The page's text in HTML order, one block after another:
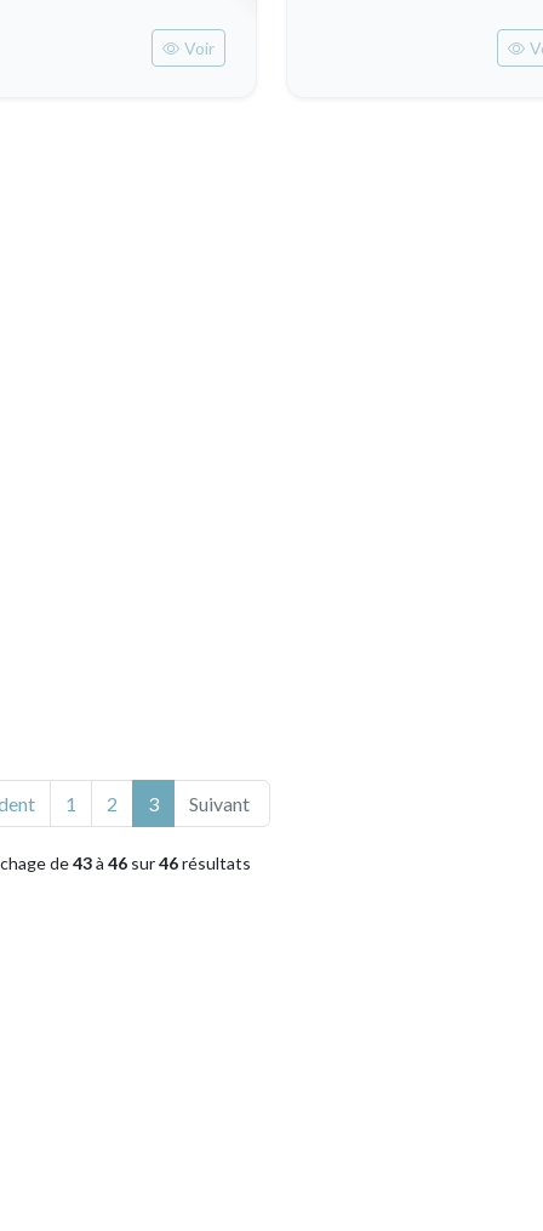
Voir
1 2 3(actuel)Suivant
de43à 46 sur46résultats